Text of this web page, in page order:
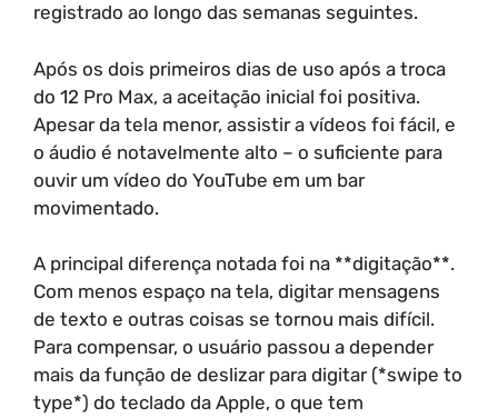
registrado ao longo das semanas seguintes.
Após os dois primeiros dias de uso após a troca
do 12 Pro Max, a aceitação inicial foi positiva.
Apesar da tela menor, assistir a vídeos foi fácil, e
o áudio é notavelmente alto – o suficiente para
ouvir um vídeo do YouTube em um bar
movimentado.
A principal diferença notada foi na **digitação**.
Com menos espaço na tela, digitar mensagens
de texto e outras coisas se tornou mais difícil.
Para compensar, o usuário passou a depender
mais da função de deslizar para digitar (*swipe to
type*) do teclado da Apple, o que tem